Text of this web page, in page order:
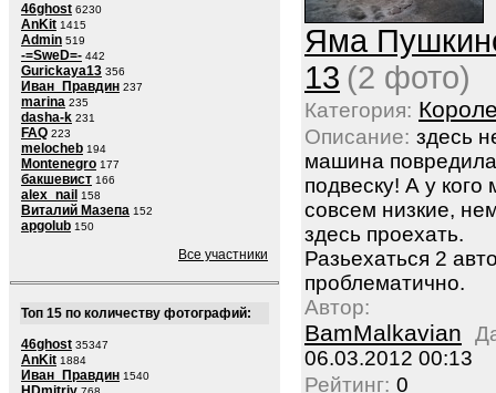
46ghost 6230
AnKit 1415
Admin 519
-=SweD=- 442
Gurickaya13 356
Иван_Правдин 237
marina 235
dasha-k 231
FAQ 223
melocheb 194
Montenegro 177
бакшевист 166
alex_nail 158
Виталий Мазепа 152
apgolub 150
Все участники
Топ 15 по количеству фотографий:
46ghost 35347
AnKit 1884
Иван_Правдин 1540
Яма
13 (2 фото)
Категория:
Описание: здесь
машина повредила
подвеску! А у
совсем низкие,
здесь проехать.
Разьехаться 2
проблематично.
Автор:
BamMalkavian
06.03.2012 00:13
Рейтинг: 0